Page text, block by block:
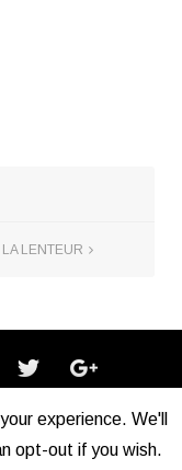
LENTEUR
experience. We'll
opt-out if you wish.